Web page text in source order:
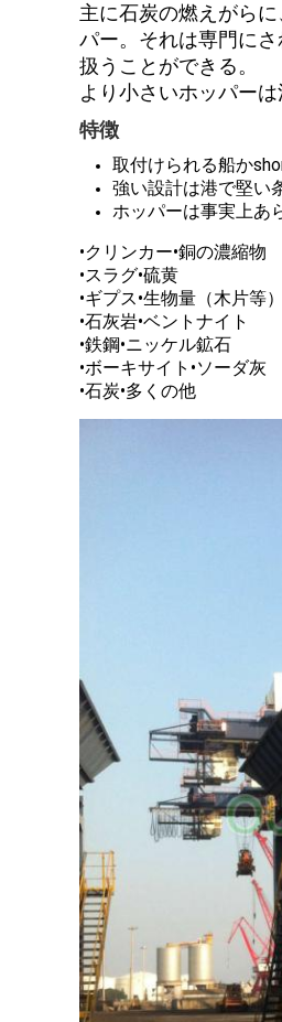
主に石炭の燃えがら
パー。それは専門に
扱うことができる。
より小さいホッパー
特徴
取付けられる船か
強い設計は港で堅い
ホッパーは事実上あ
•クリンカー•銅の濃縮物
•スラグ•硫黄
•ギプス•生物量（木片等）
•石灰岩•ベントナイト
•鉄鋼•ニッケル鉱石
•ボーキサイト•ソーダ灰
•石炭•多くの他